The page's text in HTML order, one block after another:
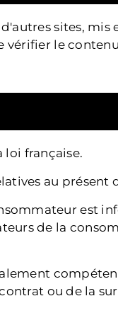
sites, mis
vérifier le
loi française.
au présent
est
de la
ou de la